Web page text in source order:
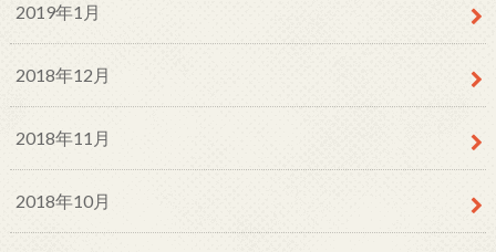
2019年1月
2018年12月
2018年11月
2018年10月